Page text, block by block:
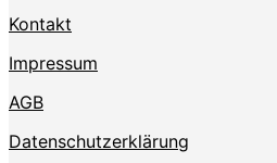
Kontakt
Impressum
AGB
Datenschutzerklärung